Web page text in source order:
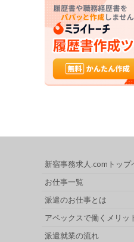
新宿事務求人.comトップ
お仕事一覧
派遣のお仕事とは
アペックスで働くメリッ
派遣就業の流れ